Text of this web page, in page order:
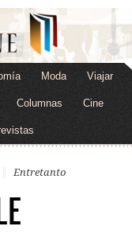
Moda Viajar
Columnas Cine
Entretanto